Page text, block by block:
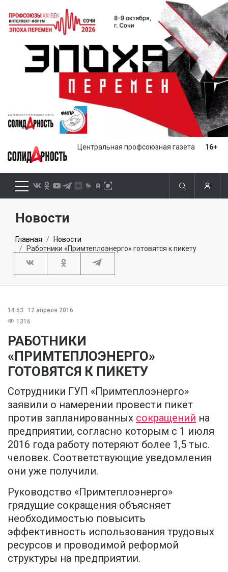
Центральная профсоюзная газета 16+
Новости
Главная
Новости
Работники «Примтеплоэнерго» готовятся к пикету
14:53
12 апреля 2016
1316
РАБОТНИКИ
«ПРИМТЕПЛОЭНЕРГО»
ГОТОВЯТСЯ К ПИКЕТУ
Сотрудники ГУП «Примтеплоэнерго»
заявили о намерении провести пикет
против запланированных сокращений на
предприятии, согласно которым с 1 июля
2016 года работу потеряют более 1,5 тыс.
человек. Соответствующие уведомления
они уже получили.
Руководство «Примтеплоэнерго»
грядущие сокращения объясняет
необходимостью повысить
эффективность использования трудовых
ресурсов и проводимой реформой
структуры на предприятии.